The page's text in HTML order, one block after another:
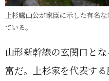
上杉鷹山公が家臣に示した有名
ている。
山形新幹線の玄関口と
富だ。上杉家を代表す